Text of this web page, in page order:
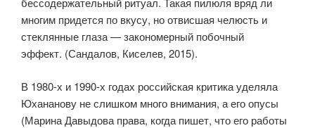
многим придется по вкусу, но отвисшая челюсть и
стеклянные глаза — закономерный побочный
эффект. (Сандалов, Киселев, 2015).
В 1980-х и 1990-х годах российская критика уделяла
Юхананову не слишком много внимания, а его опусы
(Марина Давыдова права, когда пишет, что его работы